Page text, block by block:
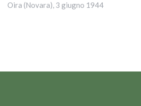
Oira (Novara), 3 giugno 1944